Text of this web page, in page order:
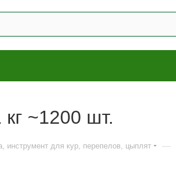
~1200 шт.
инструмент для кур, перепелов, цыплят —